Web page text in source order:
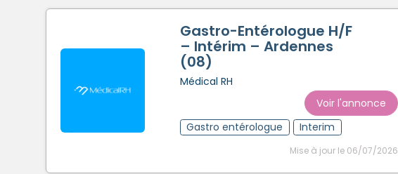
Gastro-Entérologue H/F
– Intérim – Ardennes
(08)
Médical RH
Voir l'annonce
Gastro entérologue
Interim
Mise à jour le 06/07/2026